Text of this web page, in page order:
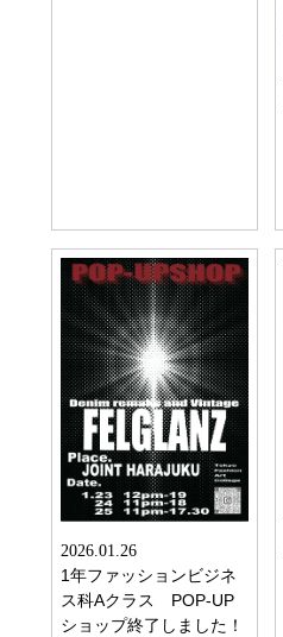
2026.01.26
1年ファッションビジネ
ス科Aクラス POP-UP
ショップ終了しました！